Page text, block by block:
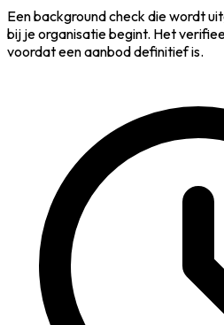
Een background check die wordt
bij je organisatie begint. Het
voordat een aanbod definitief is.